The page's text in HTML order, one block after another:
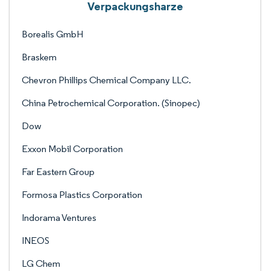
Verpackungsharze
Borealis GmbH
Braskem
Chevron Phillips Chemical Company LLC.
China Petrochemical Corporation. (Sinopec)
Dow
Exxon Mobil Corporation
Far Eastern Group
Formosa Plastics Corporation
Indorama Ventures
INEOS
LG Chem